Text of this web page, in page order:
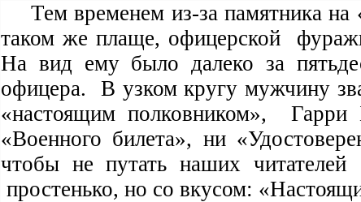
Тем временем из-за памятника
таком же плаще, офицерской
На вид ему было далеко за
офицера.
В узком кругу мужчину
«настоящим полковником»,
Гарри
«Военного билета», ни
чтобы не путать наших читателей
простенько, но со вкусом: